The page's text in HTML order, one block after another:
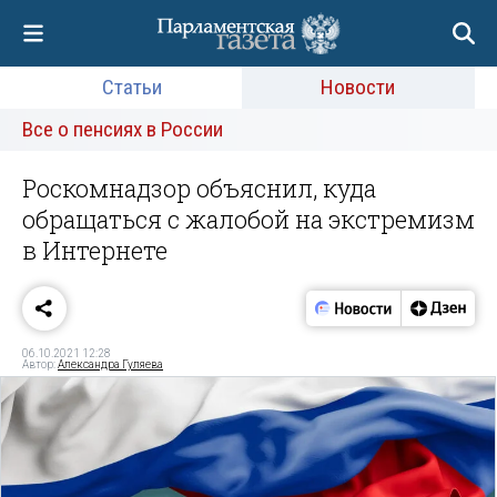
Статьи
Новости
Все о пенсиях в России
Роскомнадзор объяснил, куда
обращаться с жалобой на экстремизм
в Интернете
06.10.2021 12:28
Автор:Александра Гуляева